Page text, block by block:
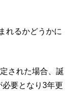
れるかどうかに
された場合、誕
要となり3年更